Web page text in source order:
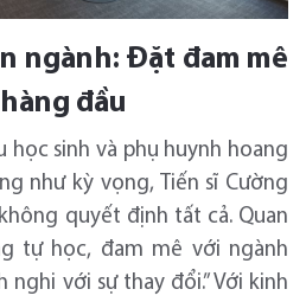
ngành: Đặt đam mê
đầu
học sinh và phụ huynh hoang
như kỳ vọng, Tiến sĩ Cường
quyết định tất cả. Quan
tự học, đam mê với ngành
nghi với sự thay đổi.” Với kinh